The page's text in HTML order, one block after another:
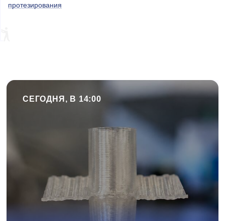
протезирования
СЕГОДНЯ, В 14:00